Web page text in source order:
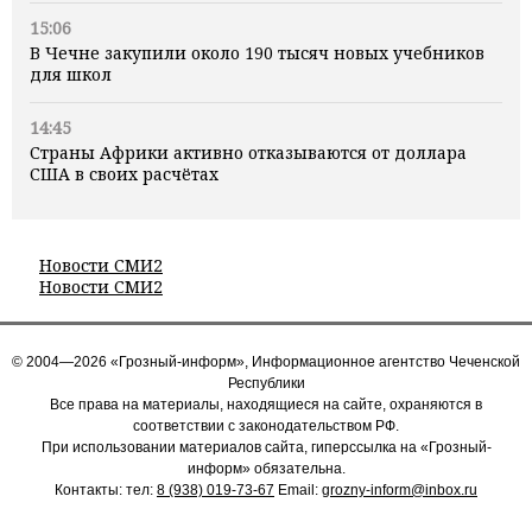
15:06
В Чечне закупили около 190 тысяч новых учебников
для школ
14:45
Страны Африки активно отказываются от доллара
США в своих расчётах
Новости СМИ2
Новости СМИ2
© 2004—2026 «Грозный-информ», Информационное агентство Чеченской
Республики
Все права на материалы, находящиеся на сайте, охраняются в
соответствии с законодательством РФ.
При использовании материалов сайта, гиперссылка на «Грозный-
информ» обязательна.
Контакты: тел: 8 (938) 019-73-67 Email: grozny-inform@inbox.ru